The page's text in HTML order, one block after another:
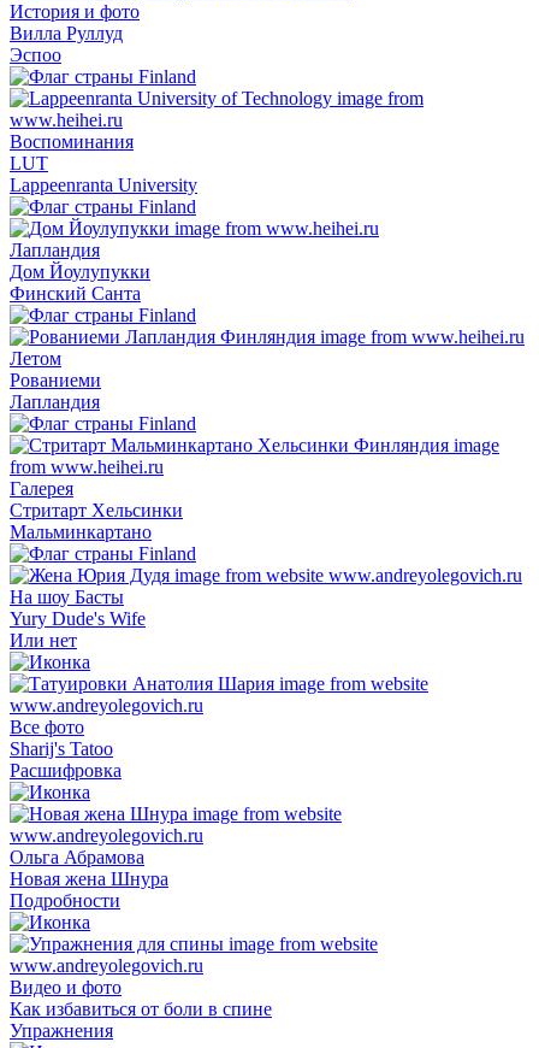
История и фото
Вилла Руллуд
Эспоо
Воспоминания
LUT
Lappeenranta University
Лапландия
Дом Йоулупукки
Финский Санта
Летом
Рованиеми
Лапландия
Галерея
Стритарт Хельсинки
Мальминкартано
На шоу Басты
Yury Dude's Wife
Или нет
Все фото
Sharij's Tatoo
Расшифровка
Ольга Абрамова
Новая жена Шнура
Подробности
Видео и фото
Как избавиться от боли в спине
Упражнения